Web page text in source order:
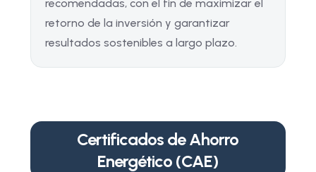
recomendadas, con el fin de maximizar el
retorno de la inversión y garantizar
resultados sostenibles a largo plazo.
Certificados de Ahorro
Energético (CAE)